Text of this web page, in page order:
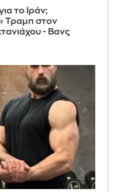
το Ιράν;
Τραμπ στον
- Βανς